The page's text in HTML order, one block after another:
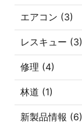
エアコン (3)
レスキュー (3)
修理 (4)
林道 (1)
新製品情報 (6)